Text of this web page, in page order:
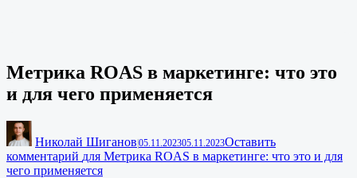
Метрика ROAS в маркетинге: что это
и для чего применяется
Николай Шиганов 05.11.202305.11.2023Оставить
комментарий для Метрика ROAS в маркетинге: что это и для
чего применяется